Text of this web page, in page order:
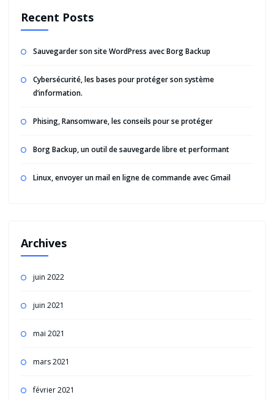
Recent Posts
Sauvegarder son site WordPress avec Borg Backup
Cybersécurité, les bases pour protéger son système
d’information.
Phising, Ransomware, les conseils pour se protéger
Borg Backup, un outil de sauvegarde libre et performant
Linux, envoyer un mail en ligne de commande avec Gmail
Archives
juin 2022
juin 2021
mai 2021
mars 2021
février 2021